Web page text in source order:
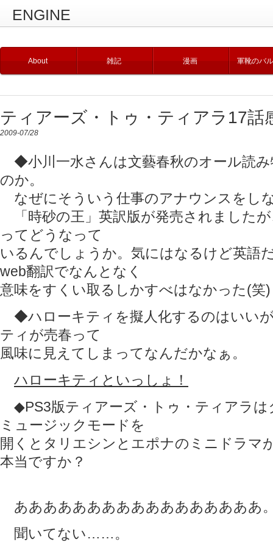
ENGINE
About 雑記 漫画 軍靴のバ
ティアーズ・トゥ・ティアラ17話
2009-07/28
◆小川一水さんは文藝春秋のオール読
のか。
なぜにそういう仕事のアナウンスをし
「時砂の王」英訳版が発売されました
ってどうなって
いるんでしょうか。気にはなるけど英語
web翻訳でなんとなく
意味をすくい取るしかすべはなかった(笑)
◆ハローキティを擬人化するのはいい
ティが売春って
風味に見えてしまってなんだかなぁ。
ハローキティといっしょ！
◆PS3版ティアーズ・トゥ・ティアラは
ミュージックモードを
開くとタリエシンとエポナのミニドラマ
本当ですか？
あああああああああああああああああ
聞いてない……。